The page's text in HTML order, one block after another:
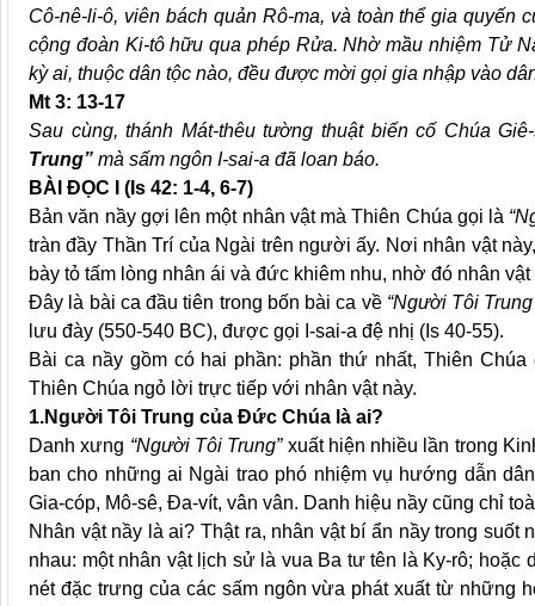
Cô-nê-li-ô, viên bách quản Rô-ma, và toàn thể gia
cộng đoàn Ki-tô hữu qua phép Rửa. Nhờ mầu nhiệm Tử
kỳ ai, thuộc dân tộc nào, đều được mời gọi gia nhập vào
Mt 3: 13-17
Sau cùng, thánh Mát-thêu tường thuật biến cố Chúa
Trung” mà sấm ngôn I-sai-a đã loan báo.
BÀI ĐỌC I (Is 42: 1-4, 6-7)
Bản văn nầy gợi lên một nhân vật mà Thiên Chúa gọi là
tràn đầy Thần Trí của Ngài trên người ấy. Nơi nhân vật
bày tỏ tấm lòng nhân ái và đức khiêm nhu, nhờ đó nhân
Đây là bài ca đầu tiên trong bốn bài ca về “Người Tôi
lưu đày (550-540 BC), được gọi I-sai-a đệ nhị (Is 40-55).
Bài ca nầy gồm có hai phần: phần thứ nhất, Thiên
Thiên Chúa ngỏ lời trực tiếp với nhân vật này.
1.Người Tôi Trung của Đức Chúa là ai?
Danh xưng “Người Tôi Trung”xuất hiện nhiều lần trong
ban cho những ai Ngài trao phó nhiệm vụ hướng dẫn
Gia-cóp, Mô-sê, Đa-vít, vân vân. Danh hiệu nầy cũng chỉ
Nhân vật nầy là ai? Thật ra, nhân vật bí ẩn nầy trong
nhau: một nhân vật lịch sử là vua Ba tư tên là Ky-rô;
nét đặc trưng của các sấm ngôn vừa phát xuất từ